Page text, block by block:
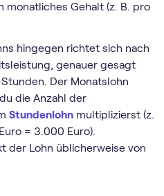
monatliches Gehalt (z. B. pro
hingegen richtet sich nach
genauer gesagt
Der Monatslohn
die Anzahl der
Stundenlohn multiplizierst (z.
= 3.000 Euro).
der Lohn üblicherweise von